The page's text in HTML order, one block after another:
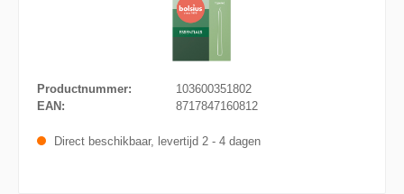
Productnummer:
103600351802
EAN:
8717847160812
Direct beschikbaar, levertijd 2 - 4 dagen